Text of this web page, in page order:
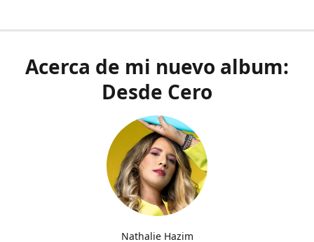
Acerca de mi nuevo album:
Desde Cero
Nathalie Hazim